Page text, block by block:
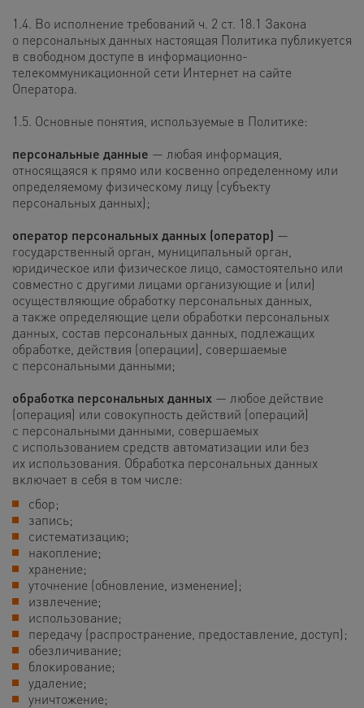
1.4. Во исполнение требований ч. 2 ст. 18.1 Закона
о персональных данных настоящая Политика публикуется
в свободном доступе в информационно-
телекоммуникационной сети Интернет на сайте
Оператора.
1.5. Основные понятия, используемые в Политике:
персональные данные — любая информация,
относящаяся к прямо или косвенно определенному или
определяемому физическому лицу (субъекту
персональных данных);
оператор персональных данных (оператор) —
государственный орган, муниципальный орган,
юридическое или физическое лицо, самостоятельно или
совместно с другими лицами организующие и (или)
осуществляющие обработку персональных данных,
а также определяющие цели обработки персональных
данных, состав персональных данных, подлежащих
обработке, действия (операции), совершаемые
с персональными данными;
обработка персональных данных — любое действие
(операция) или совокупность действий (операций)
с персональными данными, совершаемых
с использованием средств автоматизации или без
их использования. Обработка персональных данных
включает в себя в том числе:
сбор;
запись;
систематизацию;
накопление;
хранение;
уточнение (обновление, изменение);
извлечение;
использование;
передачу (распространение, предоставление, доступ);
обезличивание;
блокирование;
удаление;
уничтожение;